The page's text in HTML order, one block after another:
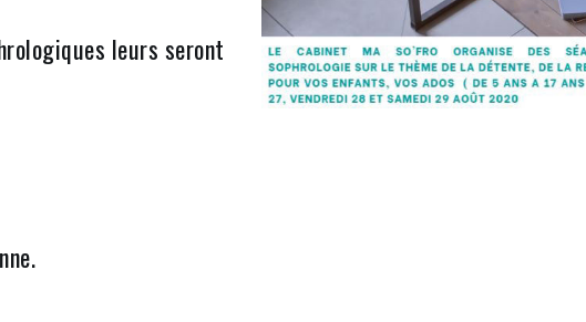
leurs seront